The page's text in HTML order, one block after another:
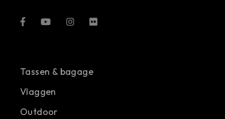
Tassen & bagage
Vlaggen
Outdoor